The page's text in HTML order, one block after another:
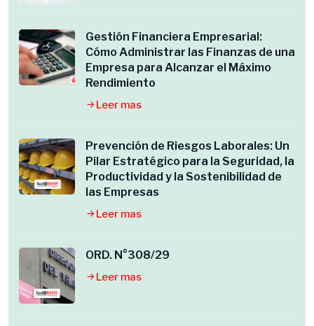
Gestión Financiera Empresarial:
Cómo Administrar las Finanzas de una
Empresa para Alcanzar el Máximo
Rendimiento
Leer mas
Prevención de Riesgos Laborales: Un
Pilar Estratégico para la Seguridad, la
Productividad y la Sostenibilidad de
las Empresas
Leer mas
ORD. N°308/29
Leer mas